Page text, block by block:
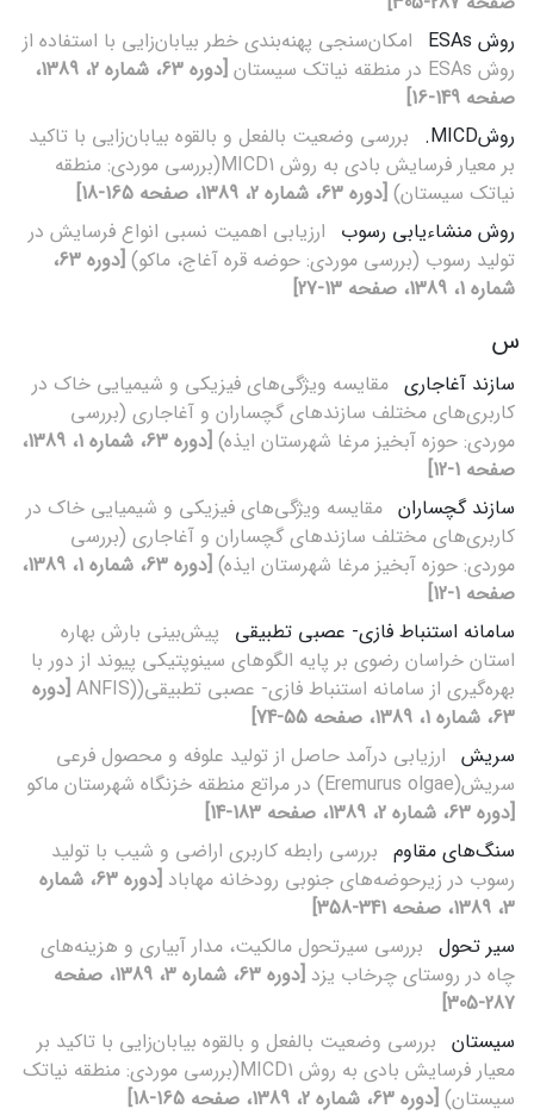
روش‌ ESAs
امکان‌سنجی پهنه‌بندی خطر بیابان‌زایی با استفاده از
روش ESAs در منطقه نیاتک سیستان
[دوره 63، شماره 2، 1389،
صفحه 149-16]
روشMICD.
بررسی وضعیت بالفعل و بالقوه بیابان‌زایی با تاکید
بر معیار فرسایش بادی به روش MICD1(بررسی موردی: منطقه
نیاتک سیستان) [دوره 63، شماره 2، 1389، صفحه 165-18]
روش منشاءیابی رسوب ارزیابی اهمیت نسبی انواع فرسایش در
تولید رسوب (بررسی موردی: حوضه قره آغاج، ماکو)
[دوره 63،
شماره 1، 1389، صفحه 13-27]
س
سازند آغاجاری مقایسه ویژگی‌های فیزیکی و شیمیایی خاک در
کاربری‌های مختلف سازندهای گچساران و آغاجاری (بررسی
موردی: حوزه آبخیز مرغا شهرستان ایذه)
[دوره 63، شماره 1، 1389،
صفحه 1-12]
سازند گچساران مقایسه ویژگی‌های فیزیکی و شیمیایی خاک در
کاربری‌های مختلف سازندهای گچساران و آغاجاری (بررسی
موردی: حوزه آبخیز مرغا شهرستان ایذه)
[دوره 63، شماره 1، 1389،
صفحه 1-12]
سامانه استنباط فازی- عصبی تطبیقی پیش‌بینی بارش بهاره
استان خراسان رضوی بر پایه الگوهای سینوپتیکی پیوند از دور با
بهره‌گیری از سامانه استنباط فازی- عصبی تطبیقی((ANFIS
[دوره
63، شماره 1، 1389، صفحه 55-74]
سریش ارزیابی درآمد حاصل از تولید علوفه و محصول فرعی
سریش(Eremurus olgae) در مراتع منطقه خزنگاه شهرستان ماکو
[دوره 63، شماره 2، 1389، صفحه 183-14]
سنگ‌های مقاوم بررسی رابطه کاربری اراضی و شیب با تولید
رسوب در زیرحوضه‌های جنوبی رودخانه مهاباد
[دوره 63، شماره
3، 1389، صفحه 341-358]
سیر تحول بررسی سیرتحول مالکیت، مدار آبیاری و هزینه‌های
چاه در روستای چرخاب یزد
[دوره 63، شماره 3، 1389، صفحه
287-305]
سیستان بررسی وضعیت بالفعل و بالقوه بیابان‌زایی با تاکید بر
معیار فرسایش بادی به روش MICD1(بررسی موردی: منطقه نیاتک
سیستان) [دوره 63، شماره 2، 1389، صفحه 165-18]